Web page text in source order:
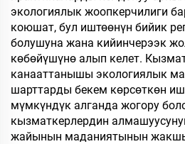
экологиялык жоопкерчилиги
коюшат, бул иштөөнүн бийик
болушуна жана кийинчерээк
көбөйүшүнө алып келет.
канааттанышы экологиялык
шарттарды бекем көрсөткөн
мүмкүндүк алганда жогору
кызматкерлердин
жайынын маданиятынын